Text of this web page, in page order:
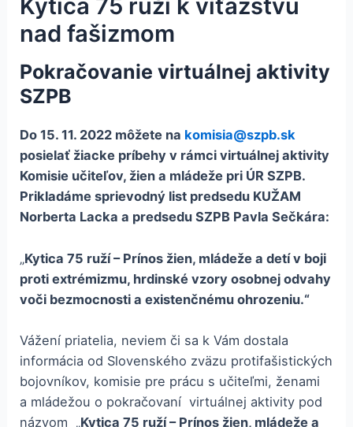
Kytica 75 ruží k víťazstvu
nad fašizmom
Pokračovanie virtuálnej aktivity
SZPB
Do 15. 11. 2022 môžete na komisia@szpb.sk
posielať žiacke príbehy v rámci virtuálnej aktivity
Komisie učiteľov, žien a mládeže pri ÚR SZPB.
Prikladáme sprievodný list predsedu KUŽAM
Norberta Lacka a predsedu SZPB Pavla Sečkára:
„Kytica 75 ruží – Prínos žien, mládeže a detí v boji
proti extrémizmu, hrdinské vzory osobnej odvahy
voči bezmocnosti a existenčnému ohrozeniu.“
Vážení priatelia, neviem či sa k Vám dostala
informácia od Slovenského zväzu protifašistických
bojovníkov, komisie pre prácu s učiteľmi, ženami
a mládežou o pokračovaní virtuálnej aktivity pod
názvom „Kytica 75 ruží – Prínos žien, mládeže a